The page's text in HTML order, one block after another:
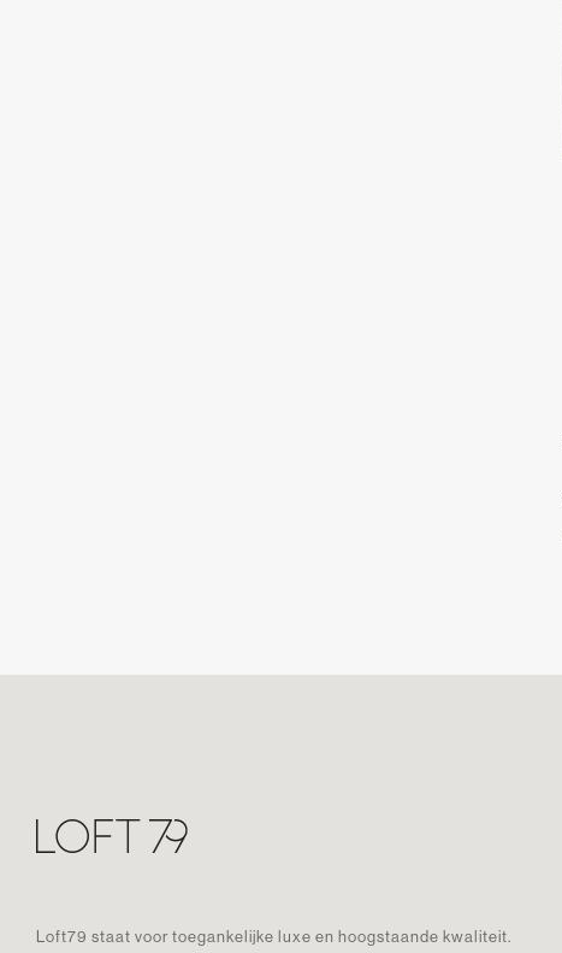
Loft79 staat voor toegankelijke luxe en hoogstaande kwaliteit.